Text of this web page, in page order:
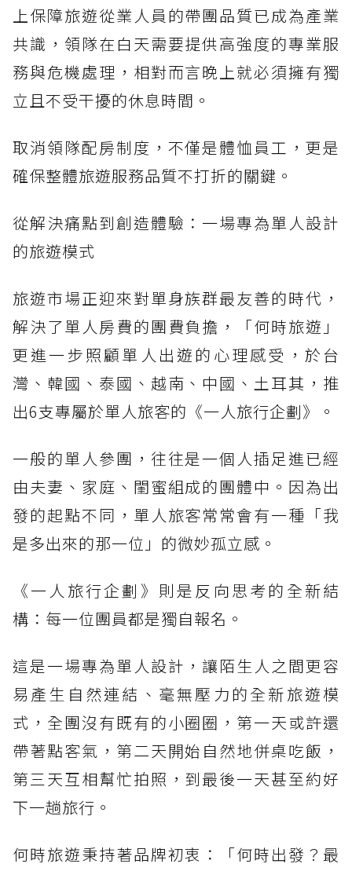
上保障旅遊從業人員的帶團品質已成為產業
共識，領隊在白天需要提供高強度的專業服
務與危機處理，相對而言晚上就必須擁有獨
立且不受干擾的休息時間。
取消領隊配房制度，不僅是體恤員工，更是
確保整體旅遊服務品質不打折的關鍵。
從解決痛點到創造體驗：一場專為單人設計
的旅遊模式
旅遊市場正迎來對單身族群最友善的時代，
解決了單人房費的團費負擔，「何時旅遊」
更進一步照顧單人出遊的心理感受，於台
灣、韓國、泰國、越南、中國、土耳其，推
出6支專屬於單人旅客的《一人旅行企劃》。
一般的單人參團，往往是一個人插足進已經
由夫妻、家庭、閨蜜組成的團體中。因為出
發的起點不同，單人旅客常常會有一種「我
是多出來的那一位」的微妙孤立感。
《一人旅行企劃》則是反向思考的全新結
構：每一位團員都是獨自報名。
這是一場專為單人設計，讓陌生人之間更容
易產生自然連結、毫無壓力的全新旅遊模
式，全團沒有既有的小圈圈，第一天或許還
帶著點客氣，第二天開始自然地併桌吃飯，
第三天互相幫忙拍照，到最後一天甚至約好
下一趟旅行。
何時旅遊秉持著品牌初衷：「何時出發？最